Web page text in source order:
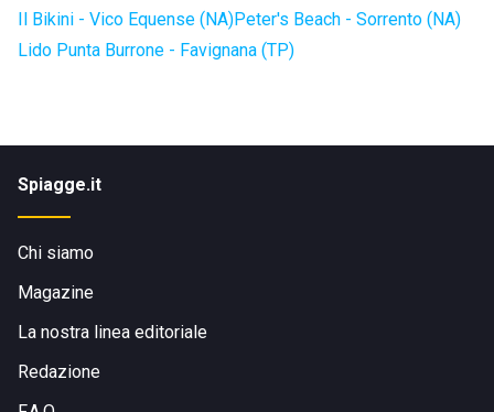
Il Bikini - Vico Equense (NA)Peter's Beach - Sorrento (NA)
Lido Punta Burrone - Favignana (TP)
Spiagge.it
Chi siamo
Magazine
La nostra linea editoriale
Redazione